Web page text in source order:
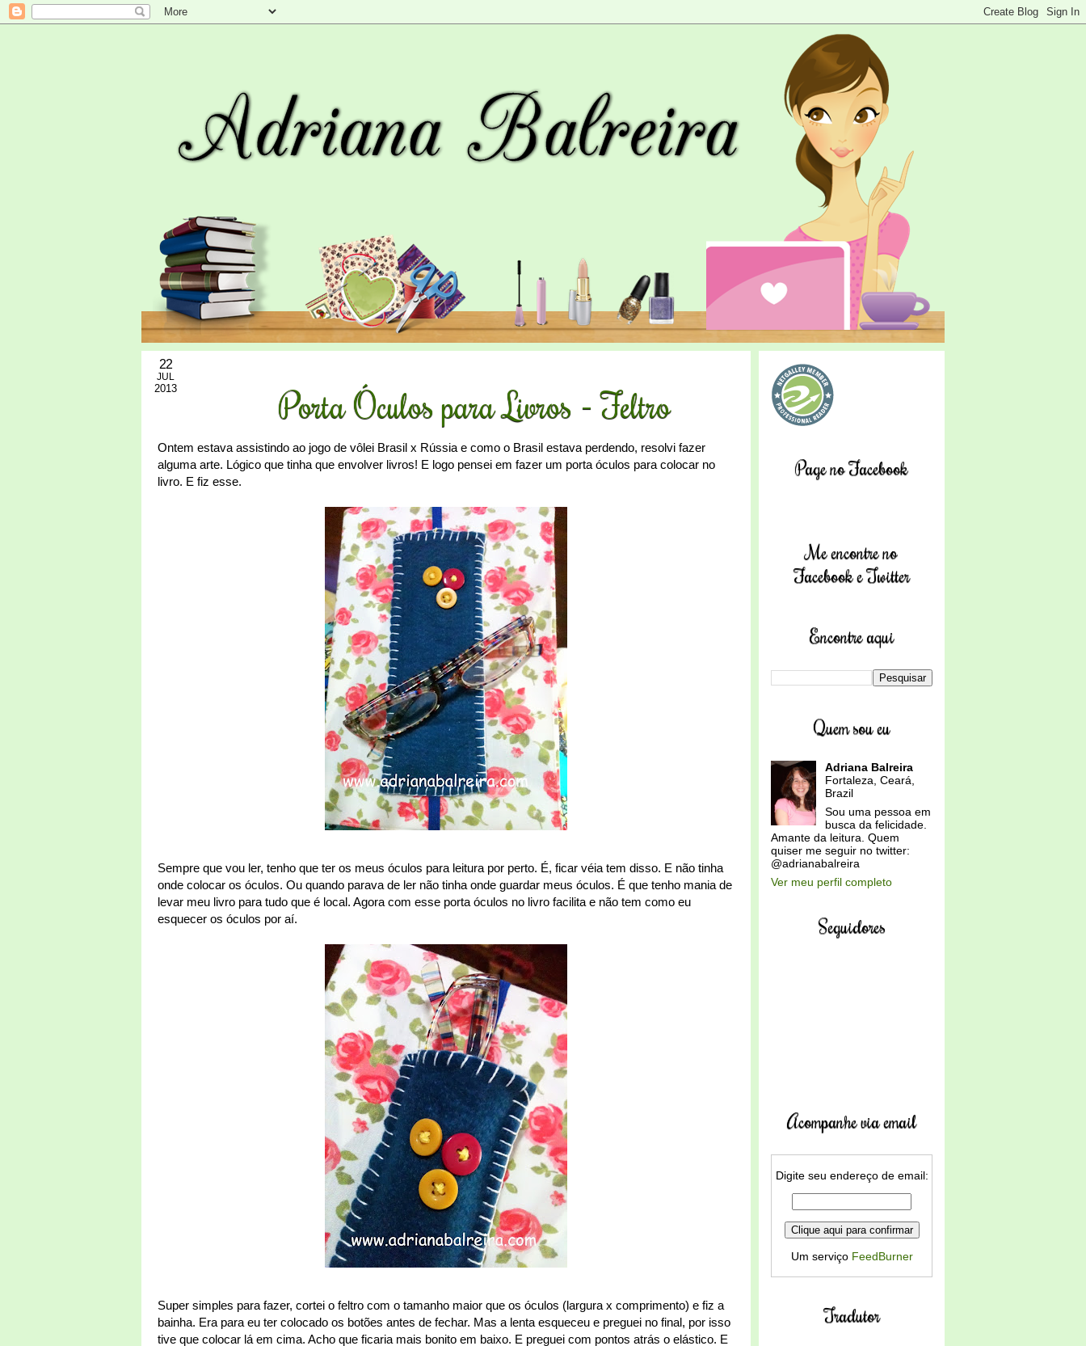
22
JUL
2013 Porta Óculos para Livros - Feltro
Ontem estava assistindo ao jogo de vôlei Brasil x Rússia e como o Brasil estava perdendo, resolvi fazer
alguma arte. Lógico que tinha que envolver livros! E logo pensei em fazer um porta óculos para colocar no
livro. E fiz esse.
Sempre que vou ler, tenho que ter os meus óculos para leitura por perto. É, ficar véia tem disso. E não tinha
onde colocar os óculos. Ou quando parava de ler não tinha onde guardar meus óculos. É que tenho mania de
levar meu livro para tudo que é local. Agora com esse porta óculos no livro facilita e não tem como eu
esquecer os óculos por aí.
Super simples para fazer, cortei o feltro com o tamanho maior que os óculos (largura x comprimento) e fiz a
bainha. Era para eu ter colocado os botões antes de fechar. Mas a lenta esqueceu e preguei no final, por isso
tive que colocar lá em cima. Acho que ficaria mais bonito em baixo. E preguei com pontos atrás o elástico. E
Page no Facebook
Me encontre no
Facebook e Twitter
Encontre aqui
Quem sou eu
Adriana Balreira
Fortaleza, Ceará,
Brazil
Sou uma pessoa em
busca da felicidade.
Amante da leitura. Quem
quiser me seguir no twitter:
@adrianabalreira
Ver meu perfil completo
Seguidores
Acompanhe via email
Digite seu endereço de email:
Um serviço FeedBurner
Tradutor